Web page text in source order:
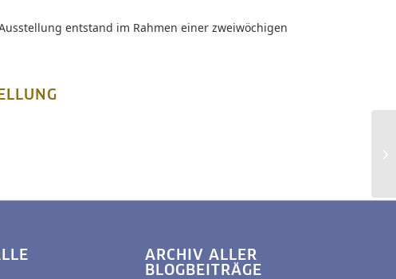
entstand im Rahmen einer zweiwöchigen
ARCHIV ALLER
BLOGBEITRÄGE